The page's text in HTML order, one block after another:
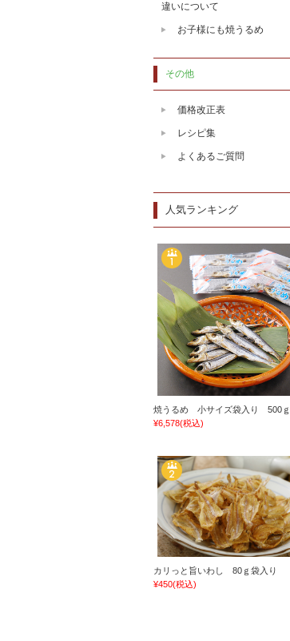
違いについて
お子様にも焼うるめ
その他
価格改正表
レシピ集
よくあるご質問
人気ランキング
焼うるめ 小サイズ袋入り 500ｇ
¥6,578(税込)
カリっと旨いわし 80ｇ袋入り
¥450(税込)